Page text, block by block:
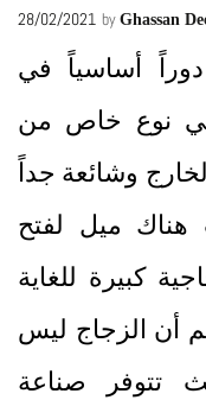
28/02/2021 by Ghassan
أساسياً في
هي نوع خاص من
وشائعة جداً
هناك ميل لفتح
كبيرة للغاية
أن الزجاج ليس
تتوفر صناعة